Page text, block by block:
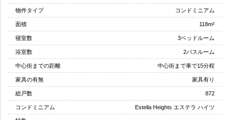
物件タイプ コンドミニアム
面積 118m²
寝室数 3ベッドルーム
浴室数 2バスルーム
中心街までの距離 中心街まで車で15分程
家具の有無 家具有り
総戸数 872
コンドミニアム Estella Heights エステラ ハイツ